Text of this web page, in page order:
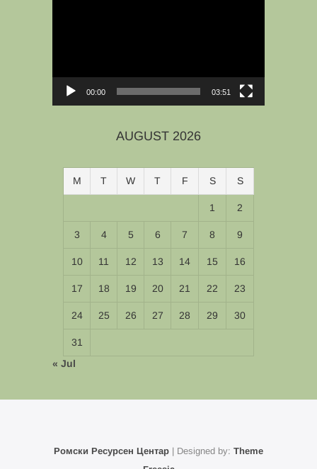
00:00 03:51
AUGUST 2026
M T W T F S S
1 2
3 4 5 6 7 8 9
10 11 12 13 14 15 16
17 18 19 20 21 22 23
24 25 26 27 28 29 30
31
« Jul
Ромски Ресурсен Центар | Designed by: Theme